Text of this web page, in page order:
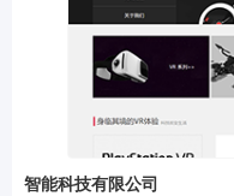
智能科技有限公司